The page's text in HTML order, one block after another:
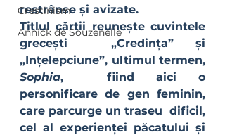
Crestinism
Annick de Souzenelle
restrânse și avizate.
Titlul cărții reunește cuvintele
grecești  „Credința” și
Sophia,  fiind aici o
personificare de gen feminin,
care parcurge un traseu  dificil,
cel al experienței păcatului și